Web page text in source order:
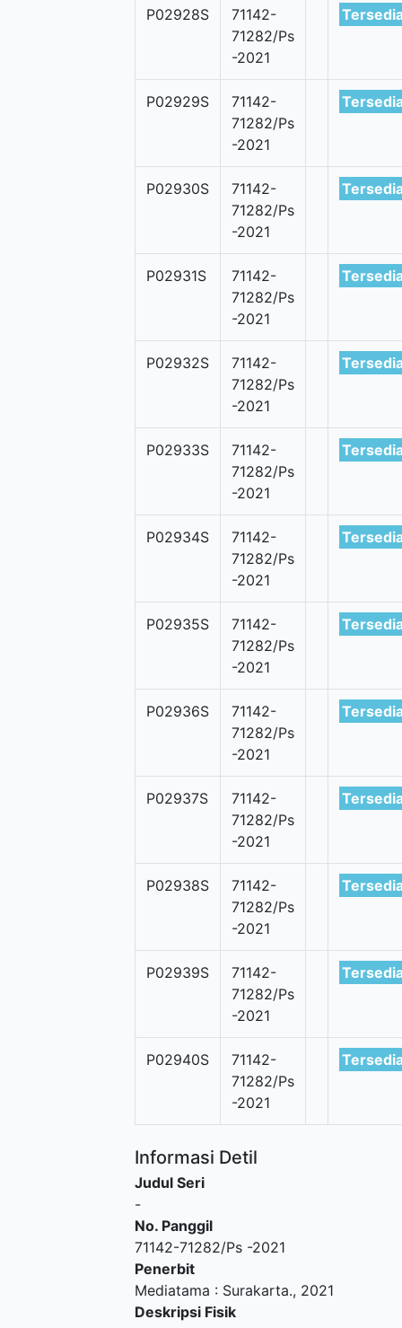
P02928S
71142-
71282/Ps
-2021
P02929S
71142-
71282/Ps
-2021
P02930S
71142-
71282/Ps
-2021
P02931S
71142-
71282/Ps
-2021
P02932S
71142-
71282/Ps
-2021
P02933S
71142-
71282/Ps
-2021
P02934S
71142-
71282/Ps
-2021
P02935S
71142-
71282/Ps
-2021
P02936S
71142-
71282/Ps
-2021
P02937S
71142-
71282/Ps
-2021
P02938S
71142-
71282/Ps
-2021
P02939S
71142-
71282/Ps
-2021
P02940S
71142-
71282/Ps
-2021
Informasi Detil
Judul Seri
-
No. Panggil
71142-71282/Ps -2021
Penerbit
Mediatama : Surakarta., 2021
Deskripsi Fisik